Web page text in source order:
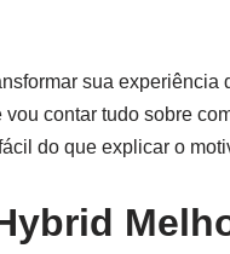
sua
contar tudo sobre
do que explicar o